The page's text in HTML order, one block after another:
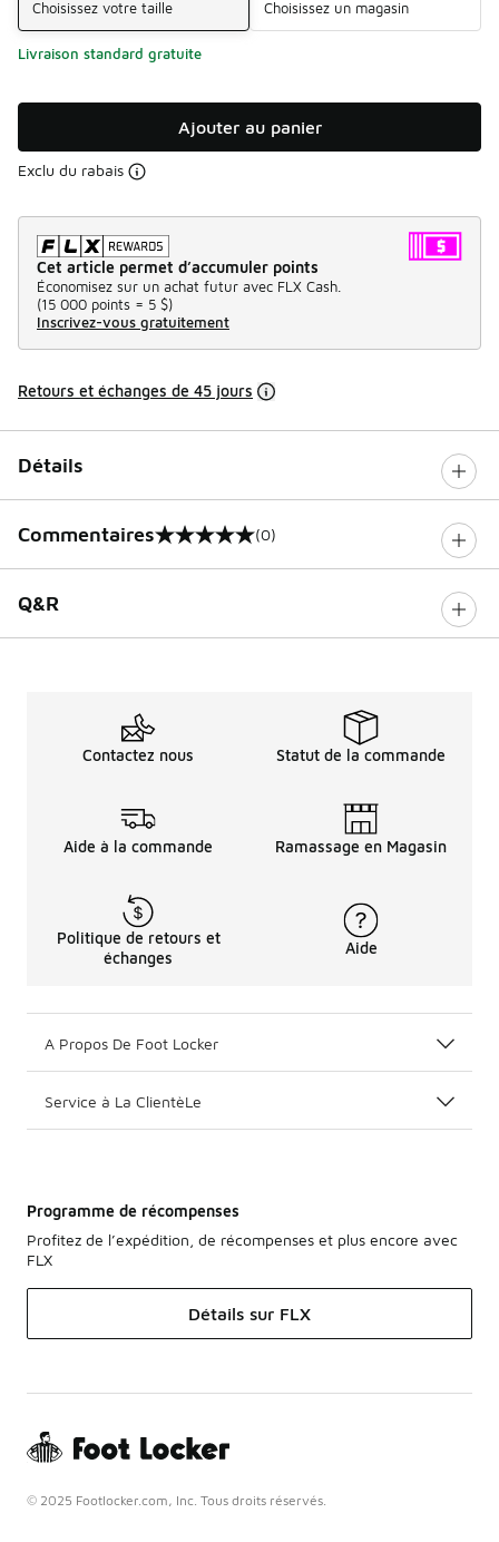
Choisissez votre taille Choisissez un magasin
Livraison standard gratuite
Ajouter au panier
Exclu du rabais
Cet article permet d’accumuler points
Économisez sur un achat futur avec FLX Cash.
(15 000 points = 5 $)
Inscrivez-vous gratuitement
Retours et échanges de 45 jours
Détails
Commentaires
0 sur 5 notes (0)
Q&R
Contactez nous Statut de la commande
Aide à la commande Ramassage en Magasin
Politique de retours et
échanges
Aide
A Propos De Foot Locker
Service à La ClientèLe
Programme de récompenses
Profitez de l’expédition, de récompenses et plus encore avec
FLX
Détails sur FLX
© 2025 Footlocker.com, Inc. Tous droits réservés.